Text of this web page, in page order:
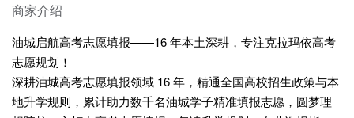
商家介绍
油城启航高考志愿填报——16 年本土深耕，专注克拉玛依高考
志愿规划！
深耕油城高考志愿填报领域 16 年，精通全国高校招生政策与本
地升学规则，累计助力数千名油城学子精准填报志愿，圆梦理